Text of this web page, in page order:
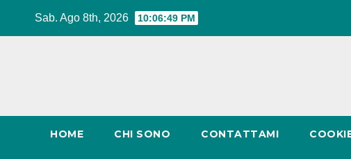
Sab. Ago 8th, 2026 10:06:49 PM
HOME CHI SONO CONTATTAMI